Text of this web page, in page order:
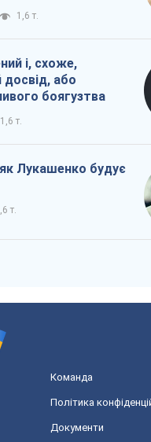
1,6 т.
і, схоже,
або
боягузтва
1,6 т.
як Лукашенко будує
т.
Команда
Політика
Документи